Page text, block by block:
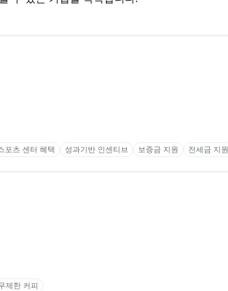
포츠 센터 혜택 성과기반 인센티브 보증금 지원 전세금 지원
제한 커피